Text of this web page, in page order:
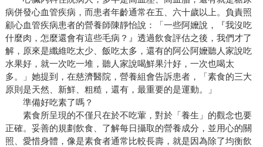
病併發心血管疾病，而患者年齡通常在五、六十歲以上。負責照
顧心血管疾病患者的營養師陳靜怡說：「一些阿嬤說，『我沒吃
什麼肉，怎麼還會有這些毛病？』透過飲食評估之後，我們才了
解，原來是纖維吃太少、飯吃太多，還有的阿公阿嬤聽人家說吃
水果好，就一次吃一堆，聽人家說喝鮮果汁好，一次也喝太
多。」她提到，在慈濟醫院，營養組會告訴患者，「素食的三大
原則是天然、新鮮、粗糙，還有，最重要的是運動。」
準備好吃素了嗎？
素食所呈現的不僅只在於不吃葷，對於「養生」的觀念也要
正確。妥善的規劃飲食、了解每日攝取的營養成分，並用心的關
照、愛惜身體，像是素食者通常比較長壽，就是因為除了均衡飲